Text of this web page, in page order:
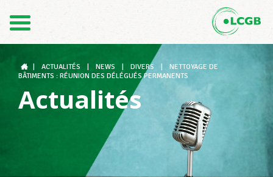
DE
Le LCGB
Structures syndicales
ACTUALITÉS NEWS DIVERS
NETTOYAGE DE
BÂTIMENTS : RÉUNION DES DÉLÉGUÉS PERMANENTS
Actualités